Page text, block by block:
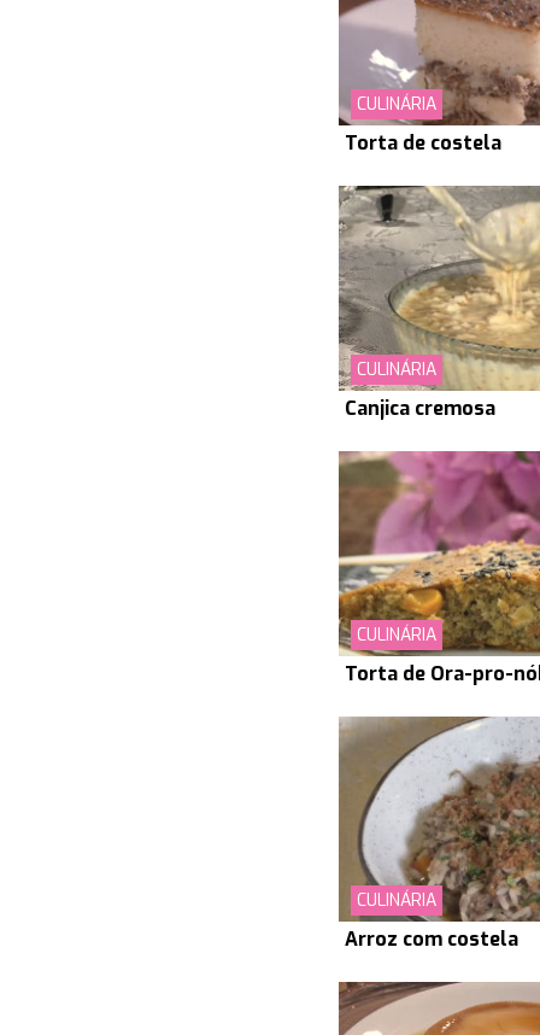
CULINÁRIA
Torta de costela
CULINÁRIA
Canjica cremosa
CULINÁRIA
Torta de Ora-pro-
CULINÁRIA
Arroz com costela